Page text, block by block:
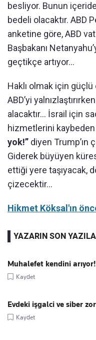
besliyor. Bunun
bedeli olacaktır. ABD
anketine göre, ABD
Başbakanı
geçtikçe artıyor…
Haklı olmak için güçlü
ABD’yi
alacaktır… İsrail için
hizmetlerini
yok!” diyen Trump’ın
Giderek büyüyen
ettiği yere taşıyacak,
çizecektir...
Hikmet Köksal'ın
YAZARIN SON
Muhalefet kendini
Kaydet
Evdeki işgalci ve siber
Kaydet